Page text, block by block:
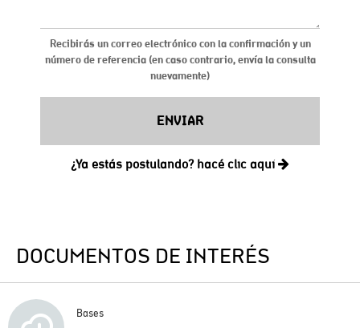
DOCUMENTOS DE INTERÉS
Bases